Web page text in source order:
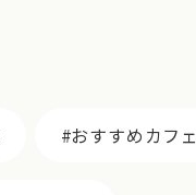
おすすめカフェ